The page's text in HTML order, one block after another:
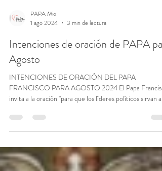
PAPA Mio
1 ago 2024
3 min de lectura
Intenciones de oración de PAPA
FRANCISCO PARA AGOSTO 2024 El Papa
invita a la oración "para que los líderes políticos sirvan a...